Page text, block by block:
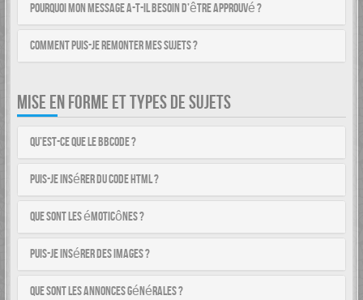
Pourquoi mon message a-t-il besoin d’être approuvé ?
Comment puis-je remonter mes sujets ?
MISE EN FORME ET TYPES DE SUJETS
Qu’est-ce que le BBCode ?
Puis-je insérer du code HTML ?
Que sont les émoticônes ?
Puis-je insérer des images ?
Que sont les annonces générales ?